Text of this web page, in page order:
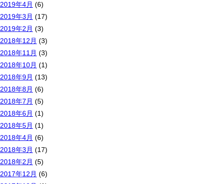
2019年4月 (6)
2019年3月 (17)
2019年2月 (3)
2018年12月 (3)
2018年11月 (3)
2018年10月 (1)
2018年9月 (13)
2018年8月 (6)
2018年7月 (5)
2018年6月 (1)
2018年5月 (1)
2018年4月 (6)
2018年3月 (17)
2018年2月 (5)
2017年12月 (6)